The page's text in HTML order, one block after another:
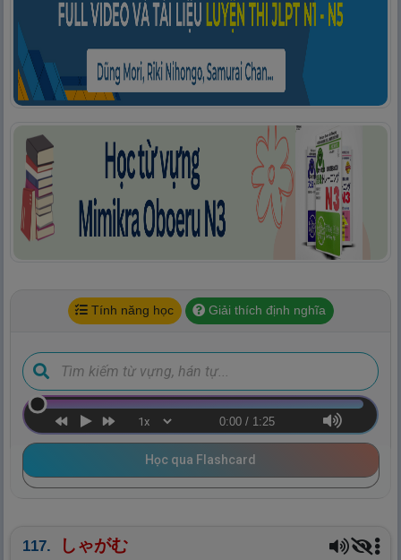
Tính năng học Giải thích định nghĩa
0:00 / 1:25
Học qua Flashcard
117. しゃがむ